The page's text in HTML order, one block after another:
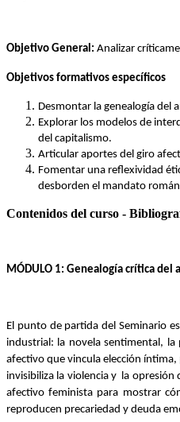
Objetivo General: Analizar
Objetivos formativos específicos
Desmontar la genealogía del
Explorar los modelos de
del capitalismo.
Articular aportes del giro
Fomentar una reflexividad
desborden el mandato
Contenidos del curso -
MÓDULO 1: Genealogía crítica
El punto de partida del Seminario
industrial: la novela sentimental, la
afectivo que vincula elección
invisibiliza la violencia y  la
afectivo feminista para mostrar
reproducen precariedad y deuda